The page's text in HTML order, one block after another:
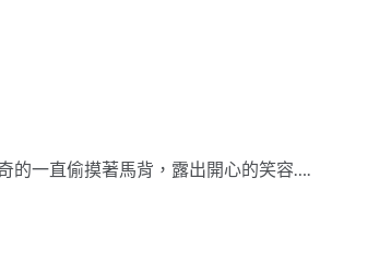
的一直偷摸著馬背，露出開心的笑容….